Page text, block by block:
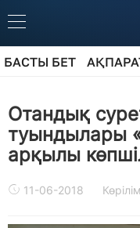
БАСТЫ БЕТ
Отандық
туындылары
арқылы
11-06-2018